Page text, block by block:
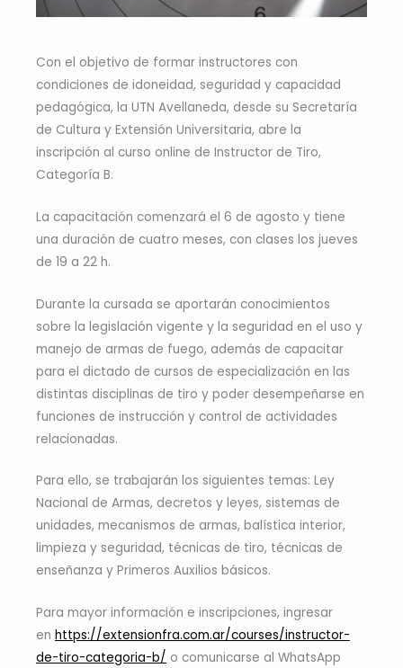
Con el objetivo de formar instructores con
condiciones de idoneidad, seguridad y capacidad
pedagógica, la UTN Avellaneda, desde su Secretaría
de Cultura y Extensión Universitaria, abre la
inscripción al curso online de Instructor de Tiro,
Categoría B.
La capacitación comenzará el 6 de agosto y tiene
una duración de cuatro meses, con clases los jueves
de 19 a 22 h.
Durante la cursada se aportarán conocimientos
sobre la legislación vigente y la seguridad en el uso y
manejo de armas de fuego, además de capacitar
para el dictado de cursos de especialización en las
distintas disciplinas de tiro y poder desempeñarse en
funciones de instrucción y control de actividades
relacionadas.
Para ello, se trabajarán los siguientes temas: Ley
Nacional de Armas, decretos y leyes, sistemas de
unidades, mecanismos de armas, balística interior,
limpieza y seguridad, técnicas de tiro, técnicas de
enseñanza y Primeros Auxilios básicos.
Para mayor información e inscripciones, ingresar
en https://extensionfra.com.ar/courses/instructor-
de-tiro-categoria-b/ o comunicarse al WhatsApp